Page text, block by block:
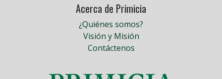
Acerca de Primicia
¿Quiénes somos?
Visión y Misión
Contáctenos